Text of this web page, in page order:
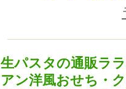
生パスタの通販ラ
アン洋風おせち・